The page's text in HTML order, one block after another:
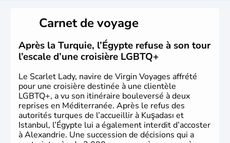
passé sont connues pour leur culture et leurs
technologies très en avance sur le reste du monde. Après
avoir été occupée par divers peuples comme les perses et
les grecs, cette république démocratique se développe
sous la domination arabe au VIIème siècle et en garde sa
langue officielle.
Carnet de voyage
Après la Turquie, l’Égypte refuse à son tour
l’escale d’une croisière LGBTQ+
Le Scarlet Lady, navire de Virgin Voyages affrété
pour une croisière destinée à une clientèle
LGBTQ+, a vu son itinéraire bouleversé à deux
reprises en Méditerranée. Après le refus des
autorités turques de l’accueillir à Kuşadası et
Istanbul, l’Égypte lui a également interdit d’accoster
à Alexandrie. Une succession de décisions qui a